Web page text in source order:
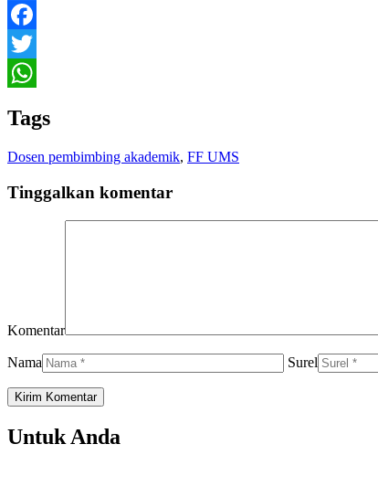
Facebook
Twitter
Tags
Dosen pembimbing akademik, FF UMS
Tinggalkan komentar
Komentar
Nama Surel
Untuk Anda